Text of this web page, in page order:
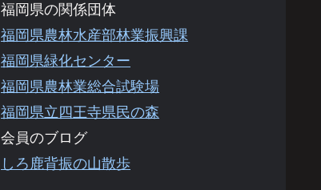
福岡県の関係団体
福岡県農林水産部林業振興課
福岡県緑化センター
福岡県農林業総合試験場
福岡県立四王寺県民の森
会員のブログ
しろ鹿背振の山散歩